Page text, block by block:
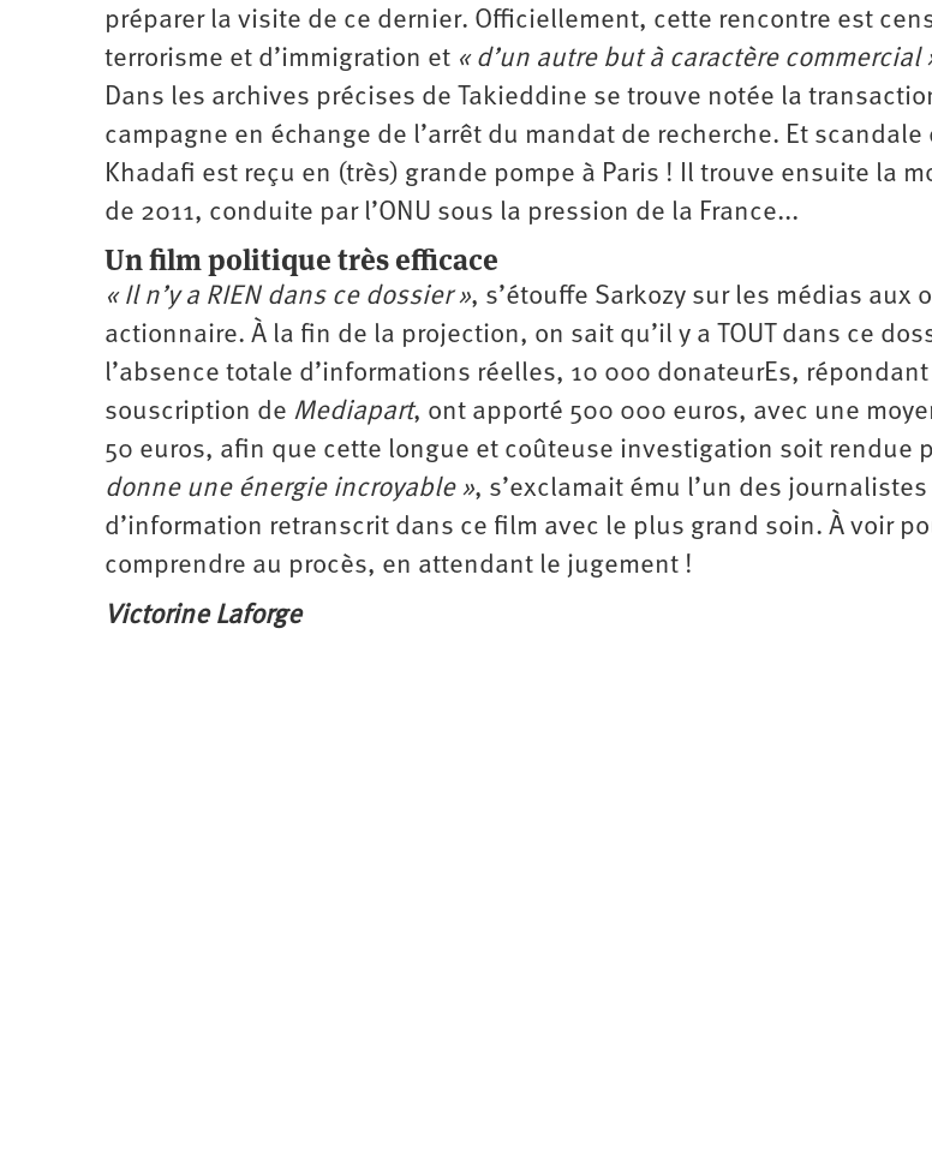
préparer la visite de ce dernier. Officiellement, cette rencontre est
terrorisme et d’immigration et « d’un autre but à caractère commercial
Dans les archives précises de Takieddine se trouve notée la
campagne en échange de l’arrêt du mandat de recherche. Et
Khadafi est reçu en (très) grande pompe à Paris ! Il trouve ensuite la
de 2011, conduite par l’ONU sous la pression de la France...
Un film politique très efficace
« Il n’y a RIEN dans ce dossier », s’étouffe Sarkozy sur les médias aux
actionnaire. À la fin de la projection, on sait qu’il y a TOUT dans ce
l’absence totale d’informations réelles, 10 000 donateurEs, répondant
souscription de Mediapart, ont apporté 500 000 euros, avec une
50 euros, afin que cette longue et coûteuse investigation soit rendue
donne une énergie incroyable », s’exclamait ému l’un des
d’information retranscrit dans ce film avec le plus grand soin. À voir
comprendre au procès, en attendant le jugement !
Victorine Laforge